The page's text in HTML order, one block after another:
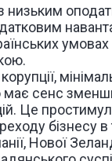
має сенс
Це
бізнесу в
Нової